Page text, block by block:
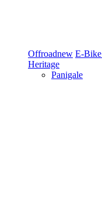
Offroadnew E-Bike
Heritage
Panigale